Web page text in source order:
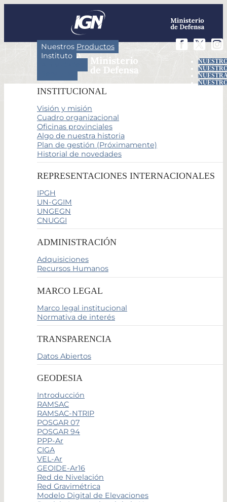
Nuestros Productos
Instituto
INSTITUCIONAL
Visión y misión
Cuadro organizacional
Oficinas provinciales
Algo de nuestra historia
Plan de gestión (Próximamente)
Historial de novedades
REPRESENTACIONES INTERNACIONALES
IPGH
UN-GGIM
UNGEGN
CNUGGI
ADMINISTRACIÓN
Adquisiciones
Recursos Humanos
MARCO LEGAL
Marco legal institucional
Normativa de interés
TRANSPARENCIA
Datos Abiertos
GEODESIA
Introducción
RAMSAC
RAMSAC-NTRIP
POSGAR 07
POSGAR 94
PPP-Ar
CIGA
VEL-Ar
GEOIDE-Ar16
Red de Nivelación
Red Gravimétrica
Modelo Digital de Elevaciones